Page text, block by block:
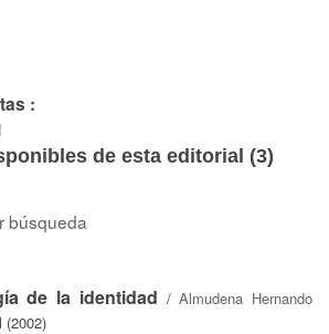
:
de esta editorial (3)
búsqueda
de la identidad /Almudena Hernando
(2002)